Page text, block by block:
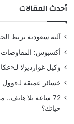
أحدث المقالات
آلية سعودية تربط
أكسيوس: المفاوضات
وكيل غوارديولا
خسائر عميقة لـ«وول
72 ساعة بلا
حياتك؟